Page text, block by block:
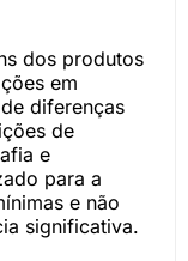
dos produtos
em
diferenças
de
e
para a
e não
significativa.